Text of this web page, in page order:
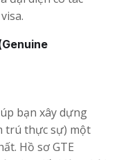
bạn xây dựng
trú thực sự) một
Hồ sơ GTE